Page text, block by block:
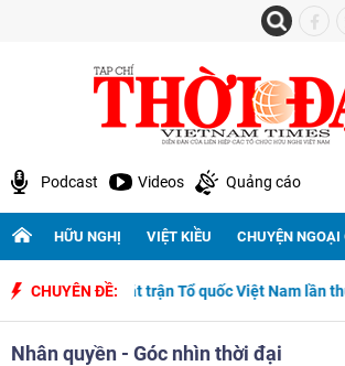
Podcast Videos Quảng cáo
HỮU NGHỊ VIỆT KIỀU CHUYỆN NGOẠI
CHUYÊN ĐỀ:
Mặt trận Tổ quốc Việt Nam lần thứ XI,
Nhân quyền - Góc nhìn thời đại